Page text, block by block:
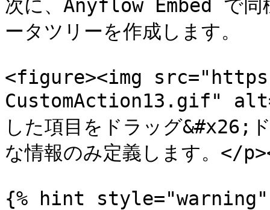
次に、Anyflow Embed で
ータツリーを作成します。
<figure><img
CustomAction13.gif"
した項目をドラッグ&#x26;
な情報のみ定義します。
{% hint style="warning"